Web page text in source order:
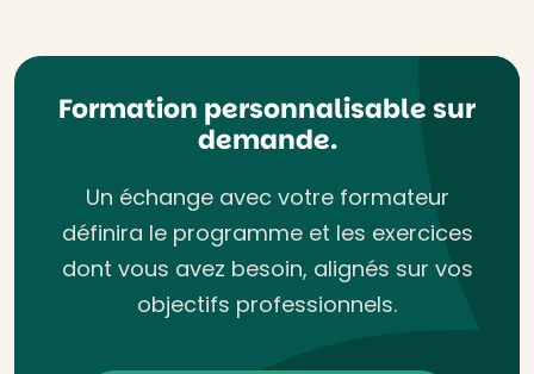
Formation personnalisable sur
demande.
Un échange avec votre formateur
définira le programme et les exercices
dont vous avez besoin, alignés sur vos
objectifs professionnels.